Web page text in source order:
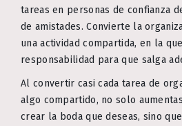
tareas en personas de confianza
de amistades. Convierte la
una actividad compartida, en la
responsabilidad para que salga
Al convertir casi cada tarea de
algo compartido, no solo
crear la boda que deseas, sino